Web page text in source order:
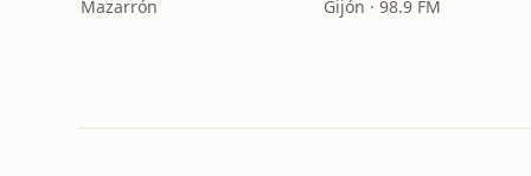
Mazarrón Gijón · 98.9 FM